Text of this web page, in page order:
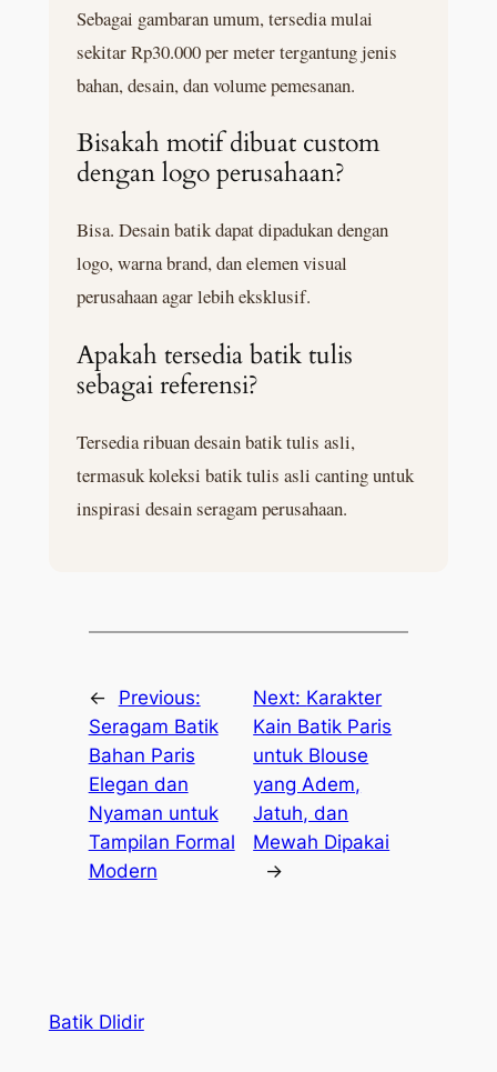
Sebagai gambaran umum, tersedia mulai
sekitar Rp30.000 per meter tergantung jenis
bahan, desain, dan volume pemesanan.
Bisakah motif dibuat custom
dengan logo perusahaan?
Bisa. Desain batik dapat dipadukan dengan
logo, warna brand, dan elemen visual
perusahaan agar lebih eksklusif.
Apakah tersedia batik tulis
sebagai referensi?
Tersedia ribuan desain batik tulis asli,
termasuk koleksi batik tulis asli canting untuk
inspirasi desain seragam perusahaan.
←
Previous:
Seragam Batik
Bahan Paris
Elegan dan
Nyaman untuk
Tampilan Formal
Modern
Next: Karakter
Kain Batik Paris
untuk Blouse
yang Adem,
Jatuh, dan
Mewah Dipakai
→
Batik Dlidir